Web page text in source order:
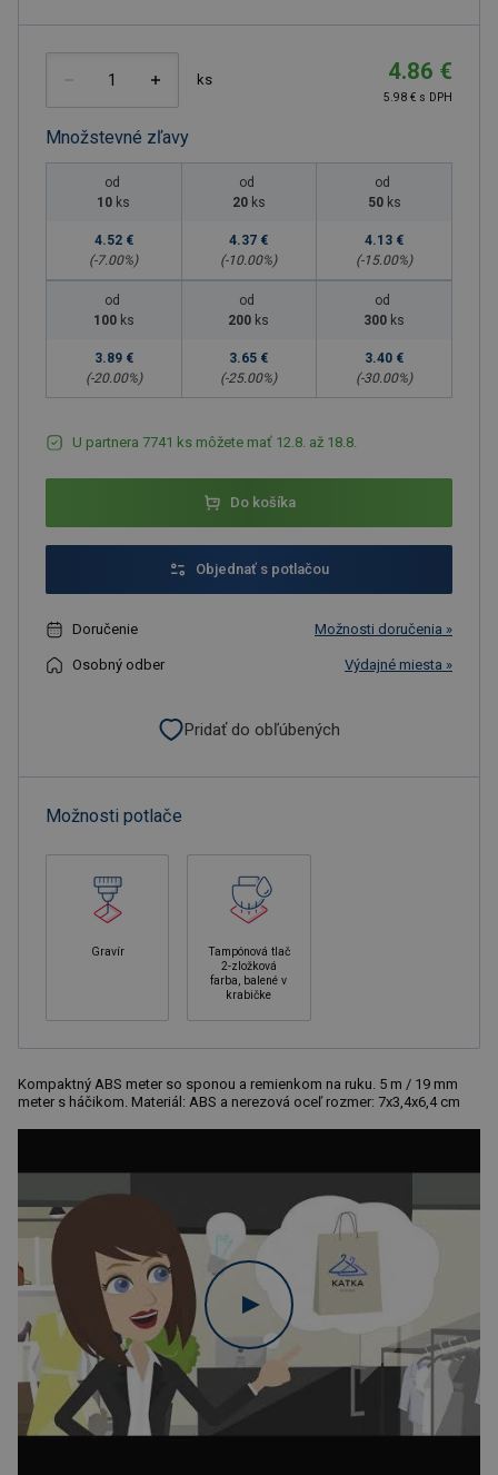
ks 4.86 €
5.98 € s DPH
Množstevné zľavy
od
10 ks
4.52 €
(-7.00%)
od
20 ks
4.37 €
(-10.00%)
od
50 ks
4.13 €
(-15.00%)
od
100 ks
3.89 €
(-20.00%)
od
200 ks
3.65 €
(-25.00%)
od
300 ks
3.40 €
(-30.00%)
U partnera 7741 ks môžete mať 12.8. až 18.8.
Do košíka
Objednať s potlačou
Doručenie Možnosti doručenia »
Osobný odber Výdajné miesta »
Pridať do obľúbených
Možnosti potlače
Gravír
Tampónová tlač
2-zložková
farba, balené v
krabičke
Kompaktný ABS meter so sponou a remienkom na ruku. 5 m / 19 mm
meter s háčikom. Materiál: ABS a nerezová oceľ rozmer: 7x3,4x6,4 cm